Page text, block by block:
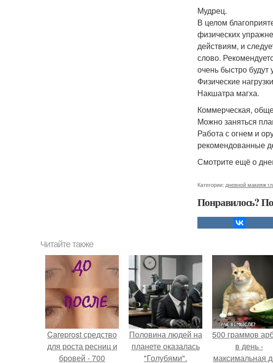
Мудрец.
В целом
физических
действиям, и
слово.
очень быстро
Физические
Накшатра магха.
Коммерческая,
Можно заняться
Работа с огнем и
рекомендованные
Смотрите ещё о
Категории: дневной макияж
Понравилось?
Читайте также
Careprost средство
для роста ресниц и
бровей - 700
Половина людей на
планете оказалась
"Голубями".
500 граммов
в день -
максимальная